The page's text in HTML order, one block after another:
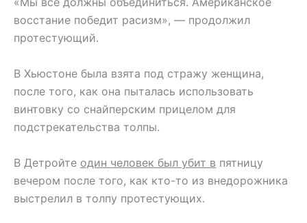
восстание победит расизм», — продолжил
протестующий.
В Хьюстоне была взята под стражу женщина,
после того, как она пыталась использовать
винтовку со снайперским прицелом для
подстрекательства толпы.
В Детройте один человек был убит в пятницу
вечером после того, как кто-то из внедорожника
выстрелил в толпу протестующих.